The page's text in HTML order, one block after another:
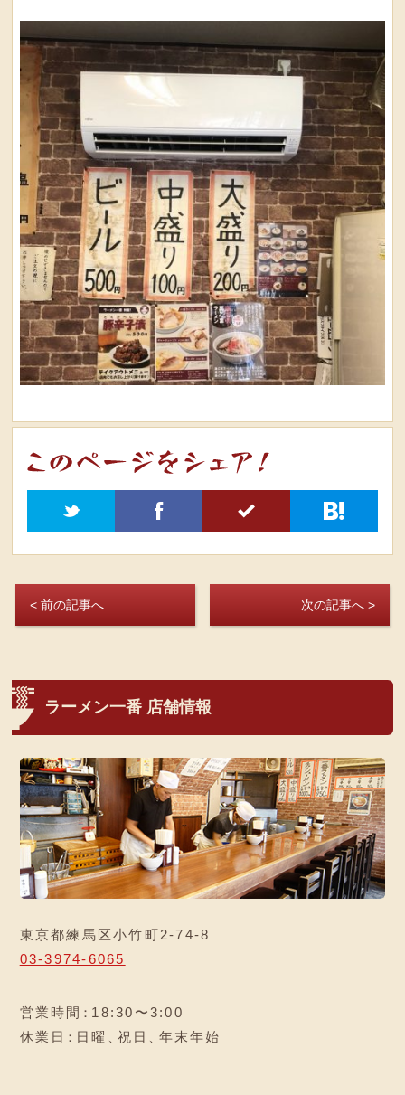
t f 5 h
< 前の記事へ 次の記事へ >
ラーメン一番 店舗情報
東京都練馬区小竹町2-74-8
03-3974-6065
営業時間 ：18:30〜3:00
休業日 ：日曜 、祝日 、年末年始